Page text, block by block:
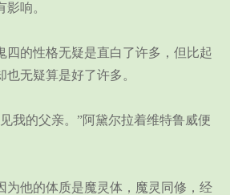
响。
的性格无疑是直白了许多，但比起
无疑算是好了许多。
的父亲。”阿黛尔拉着维特鲁威便
他的体质是魔灵体，魔灵同修，经